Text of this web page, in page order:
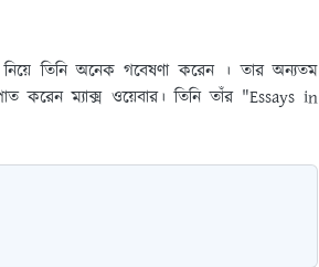
নিয়ে তিনি অনেক গবেষণা করেন । তার অন্যতম
করেন ম্যাক্স ওয়েবার। তিনি তাঁর "Essays in